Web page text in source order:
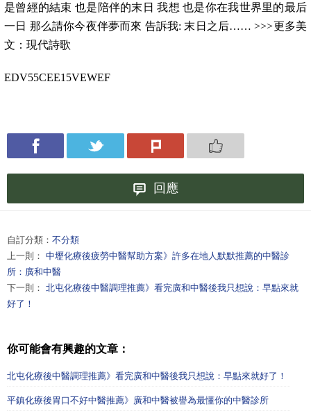
是曾經的結束 也是陪伴的末日 我想 也是你在我世界里的最后
一日 那么請你今夜伴夢而來 告訴我: 末日之后…… >>>更多美
文：現代詩歌
EDV55CEE15VEWEF
回應
自訂分類： 不分類
上一則： 中壢化療後疲勞中醫幫助方案》許多在地人默默推薦的中醫診
所：廣和中醫
下一則： 北屯化療後中醫調理推薦》看完廣和中醫後我只想說：早點來就
好了！
你可能會有興趣的文章：
北屯化療後中醫調理推薦》看完廣和中醫後我只想說：早點來就好了！
平鎮化療後胃口不好中醫推薦》廣和中醫被譽為最懂你的中醫診所